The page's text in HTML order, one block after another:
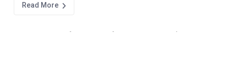
Read More